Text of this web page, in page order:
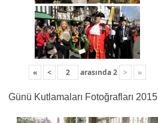
« < arasında2 > »
Günü Kutlamaları Fotoğrafları 2015